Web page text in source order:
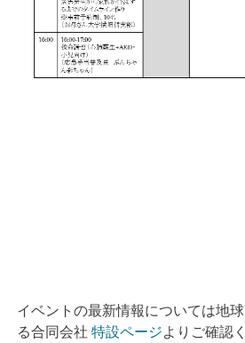
イベントの最新情報については地
る合同会社 特設ページよりご確認